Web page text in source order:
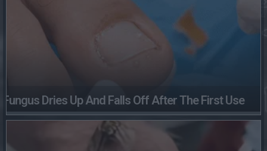
Fungus Dries Up And Falls Off After The First Use